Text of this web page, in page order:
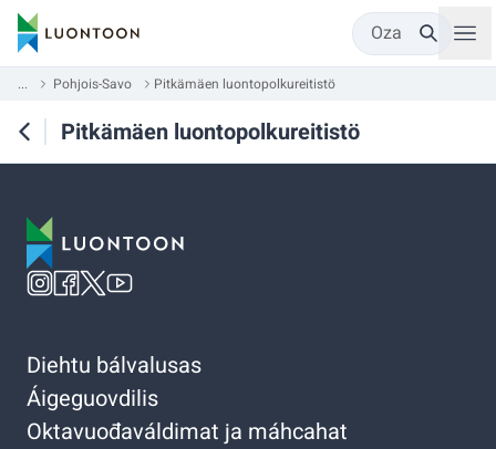
Oza
... Pohjois-Savo Pitkämäen luontopolkureitistö
Pitkämäen luontopolkureitistö
Diehtu bálvalusas
Áigeguovdilis
Oktavuođaváldimat ja máhcahat